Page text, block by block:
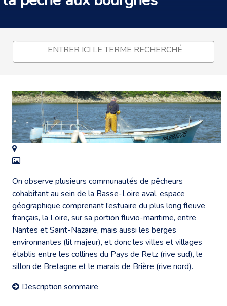
On observe plusieurs communautés de pêcheurs
cohabitant au sein de la Basse-Loire aval, espace
géographique comprenant l’estuaire du plus long fleuve
français, la Loire, sur sa portion fluvio-maritime, entre
Nantes et Saint-Nazaire, mais aussi les berges
environnantes (lit majeur), et donc les villes et villages
établis entre les collines du Pays de Retz (rive sud), le
sillon de Bretagne et le marais de Brière (rive nord).
Description sommaire